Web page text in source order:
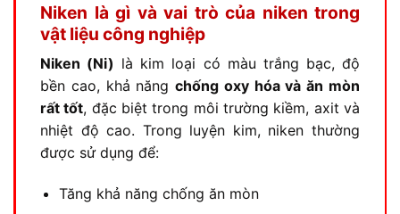
Niken là gì và vai trò của niken trong
vật liệu công nghiệp
Niken (Ni) là kim loại có màu trắng bạc, độ
bền cao, khả năngchống oxy hóa và ăn mòn
rất tốt, đặc biệt trong môi trường kiềm, axit và
nhiệt độ cao. Trong luyện kim, niken thường
được sử dụng để:
Tăng khả năng chống ăn mòn